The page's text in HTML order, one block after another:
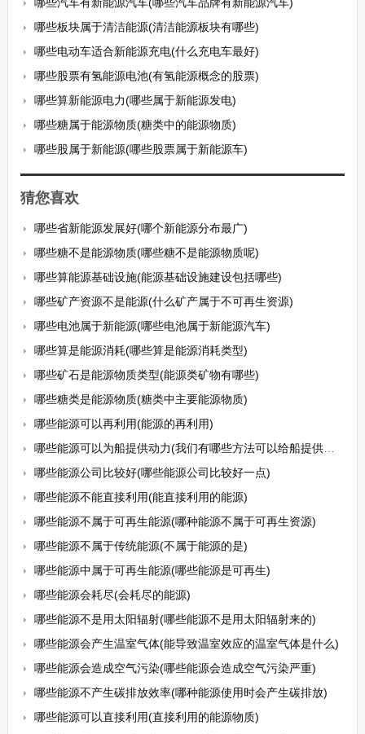
哪些板块属于清洁能源(清洁能源板块有哪些)
哪些电动车适合新能源充电(什么充电车最好)
哪些股票有氢能源电池(有氢能源概念的股票)
哪些算新能源电力(哪些属于新能源发电)
哪些糖属于能源物质(糖类中的能源物质)
哪些股属于新能源(哪些股票属于新能源车)
猜您喜欢
哪些省新能源发展好(哪个新能源分布最广)
哪些糖不是能源物质(哪些糖不是能源物质呢)
哪些算能源基础设施(能源基础设施建设包括哪些)
哪些矿产资源不是能源(什么矿产属于不可再生资源)
哪些电池属于新能源(哪些电池属于新能源汽车)
哪些算是能源消耗(哪些算是能源消耗类型)
哪些矿石是能源物质类型(能源类矿物有哪些)
哪些糖类是能源物质(糖类中主要能源物质)
哪些能源可以再利用(能源的再利用)
哪些能源可以为船提供动力(我们有哪些方法可以给船提供动力)
哪些能源公司比较好(哪些能源公司比较好一点)
哪些能源不能直接利用(能直接利用的能源)
哪些能源不属于可再生能源(哪种能源不属于可再生资源)
哪些能源不属于传统能源(不属于能源的是)
哪些能源中属于可再生能源(哪些能源是可再生)
哪些能源会耗尽(会耗尽的能源)
哪些能源不是用太阳辐射(哪些能源不是用太阳辐射来的)
哪些能源会产生温室气体(能导致温室效应的温室气体是什么)
哪些能源会造成空气污染(哪些能源会造成空气污染严重)
哪些能源不产生碳排放效率(哪种能源使用时会产生碳排放)
哪些能源可以直接利用(直接利用的能源物质)